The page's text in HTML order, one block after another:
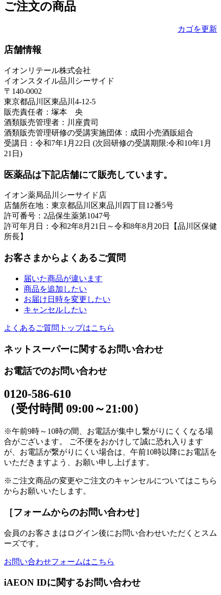
ご注文の商品
カゴを更新
店舗情報
イオンリテール株式会社
イオンスタイル品川シーサイド
〒140-0002
東京都品川区東品川4-12-5
販売責任者：塚本 央
酒類販売管理者：川座貴司
酒類販売管理研修の受講実施団体：成田小売酒販組合
受講日：令和7年1月22日 (次回研修の受講期限:令和10年1月
21日)
医薬品は下記店舗にて販売しています。
イオン薬局品川シーサイド店
店舗所在地：東京都品川区東品川四丁目12番5号
許可番号：2品保生薬第1047号
許可年月日：令和2年8月21日～令和8年8月20日【品川区保健
所長】
お客さまからよくあるご質問
届いた商品が違います
商品を追加したい
お届け日時を変更したい
キャンセルしたい
よくあるご質問トップはこちら
ネットスーパーに関するお問い合わせ
お電話でのお問い合わせ
0120-586-610
（受付時間 09:00～21:00）
※午前9時～10時の間、お電話が集中し繋がりにくくなる場
合がございます。 ご不便をおかけして誠に恐れ入ります
が、お電話が繋がりにくい場合は、午前10時以降にお電話を
いただきますよう、お願い申し上げます。
※ご注文商品の変更やご注文のキャンセルについてはこちら
からお願いいたします。
［フォームからのお問い合わせ］
会員のお客さまはログイン後にお問い合わせいただくとスム
ーズです。
お問い合わせフォームはこちら
iAEON IDに関するお問い合わせ